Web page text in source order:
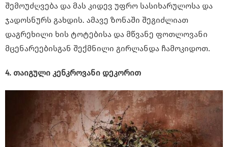
შემოუძღვება და მას კიდევ უფრო სასიხარულოსა და
ჯადოსნურს გახდის. ამავე ზონაში შეგიძლიათ
დაგრეხილი ხის ტოტებისა და მწვანე ფოთლოვანი
მცენარეებისგან შექმნილი გირლანდა ჩამოკიდოთ.
4. თაიგული კენკროვანი დეკორით